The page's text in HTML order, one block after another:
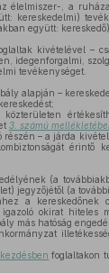
élelmiszer-, a
kereskedelmi)
együtt:
kivételével –
idegenforgalmi,
tevékenységet.
alapján –
3. számú
– a járda
érintő
(a
jegyzőjétől (a
a kereskedőnek
okirat hiteles
más hatóság
foglaltakon